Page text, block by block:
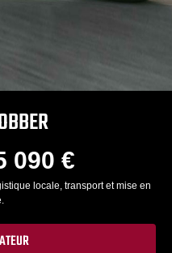
090 €
locale, transport et mise en